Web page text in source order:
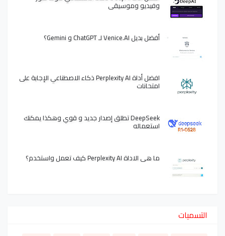
وفيديو وموسيقى
أفضل بديل Venice.AI لـ ChatGPT و Gemini؟
افضل أداة Perplexity AI ذكاء الاصطناعي الإجابة على
امتحانات
DeepSeek تطلق إصدار جديد و قوي وهكذا يمكنك
استعماله
ما هي الاداة Perplexity AI كيف تعمل واستخدم؟
التسميات